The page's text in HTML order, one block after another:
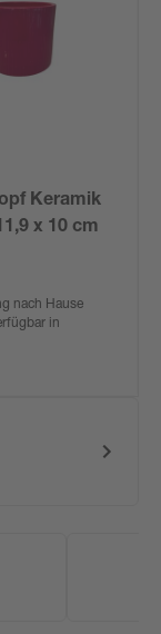
Keramik
x 10 cm
nach Hause
in